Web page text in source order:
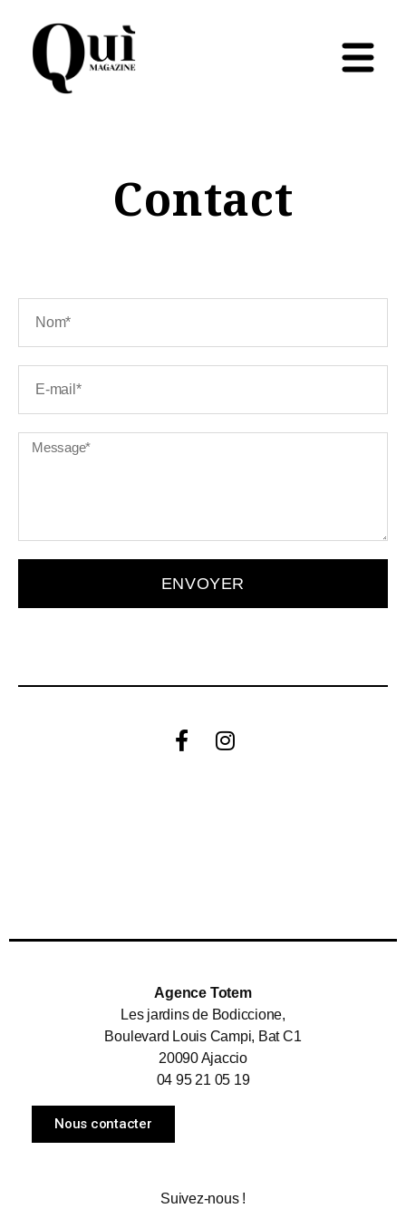
Contact
ENVOYER
Agence Totem
Les jardins de Bodiccione,
Boulevard Louis Campi, Bat C1
20090 Ajaccio
04 95 21 05 19
Nous contacter
Suivez-nous !